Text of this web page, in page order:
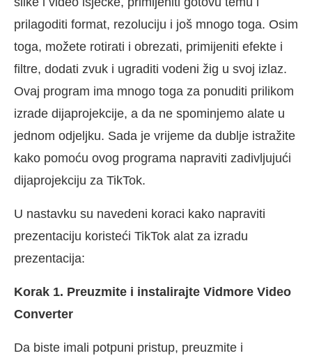
prilagoditi format, rezoluciju i još mnogo toga. Osim
toga, možete rotirati i obrezati, primijeniti efekte i
filtre, dodati zvuk i ugraditi vodeni žig u svoj izlaz.
Ovaj program ima mnogo toga za ponuditi prilikom
izrade dijaprojekcije, a da ne spominjemo alate u
jednom odjeljku. Sada je vrijeme da dublje istražite
kako pomoću ovog programa napraviti zadivljujući
dijaprojekciju za TikTok.
U nastavku su navedeni koraci kako napraviti
prezentaciju koristeći TikTok alat za izradu
prezentacija:
Korak 1. Preuzmite i instalirajte Vidmore Video
Converter
Da biste imali potpuni pristup, preuzmite i